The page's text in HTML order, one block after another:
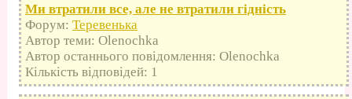
Ми втратили все, але не втратили гідність
Форум: Теревенька
Автор теми: Olenochka
Автор останнього повідомлення: Olenochka
Кількість відповідей: 1